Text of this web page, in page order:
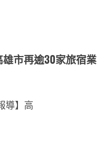
市再逾30家旅宿業
導】高